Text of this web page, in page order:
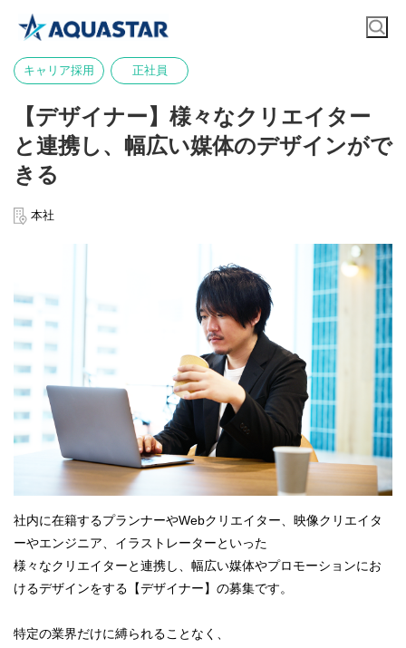
キャリア採用 正社員
【デザイナー】様々なクリエイター
と連携し、幅広い媒体のデザインがで
きる
本社
社内に在籍するプランナーやWebクリエイター、映像クリエイタ
ーやエンジニア、イラストレーターといった
様々なクリエイターと連携し、幅広い媒体やプロモーションにお
けるデザインをする【デザイナー】の募集です。
特定の業界だけに縛られることなく、